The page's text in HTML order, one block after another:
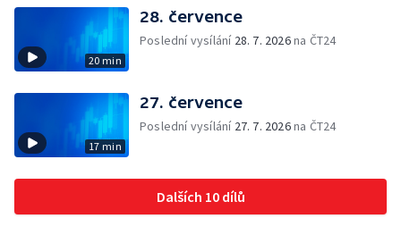
20 min
28. července
Poslední vysílání 28. 7. 2026na ČT24
17 min
27. července
Poslední vysílání 27. 7. 2026na ČT24
Dalších 10 dílů